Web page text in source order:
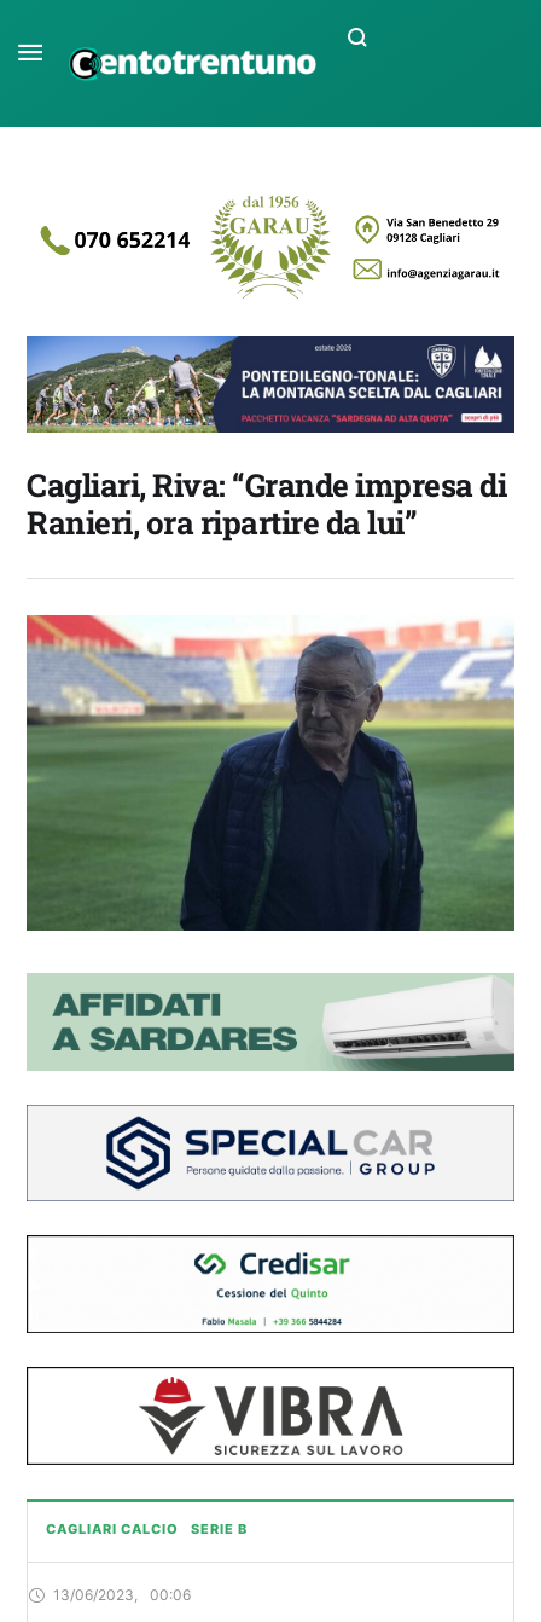
Cagliari, Riva: “Grande impresa di
Ranieri, ora ripartire da lui”
CAGLIARI CALCIO SERIE B
13/06/2023 00:06